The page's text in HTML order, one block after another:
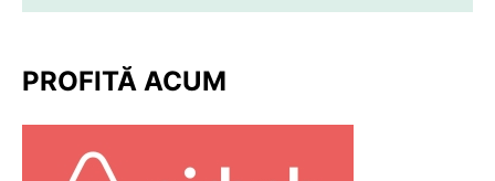
PROFITĂ ACUM